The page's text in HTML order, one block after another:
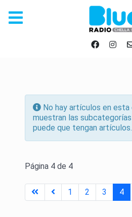
Información
No hay artículos en esta
muestran las
puede que tengan artículos.
Página 4 de 4
1 2 3 4